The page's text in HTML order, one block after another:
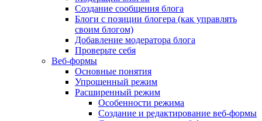
Создание сообщения блога
Блоги с позиции блогера (как управлять
своим блогом)
Добавление модератора блога
Проверьте себя
Веб-формы
Основные понятия
Упрощенный режим
Расширенный режим
Особенности режима
Создание и редактирование веб-формы